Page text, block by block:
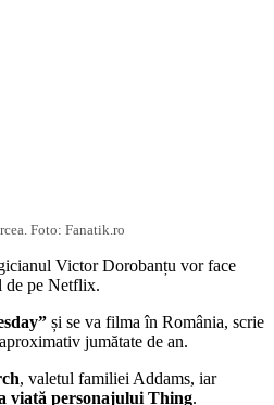
Foto: Fanatik.ro
Victor Dorobanțu vor face
de pe Netflix.
și se va filma în România, scrie
jumătate de an.
, valetul familiei Addams, iar
viață personajului Thing.